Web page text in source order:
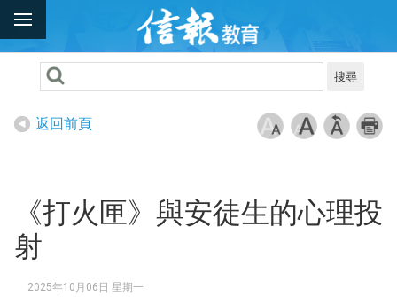
搜尋
返回前頁
《打火匣》與安徒生的心理投
射
2025年10月06日 星期一